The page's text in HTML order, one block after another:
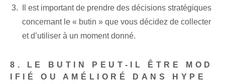
Il est important de prendre des décisions stratégiques
concernant le « butin » que vous décidez de collecter
et d’utiliser à un moment donné.
8. LE BUTIN PEUT-IL ÊTRE MOD
IFIÉ OU AMÉLIORÉ DANS HYPE